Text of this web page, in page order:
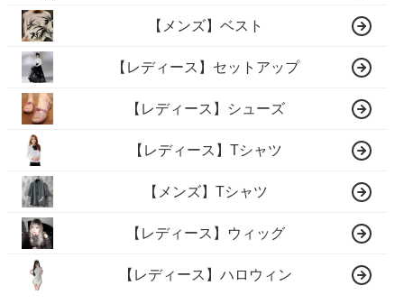
【メンズ】ベスト
【レディース】セットアップ
【レディース】シューズ
【レディース】Tシャツ
【メンズ】Tシャツ
【レディース】ウィッグ
【レディース】ハロウィン